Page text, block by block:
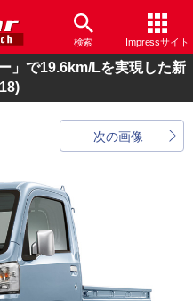
検索 Impressサイト
」で19.6km/Lを実現した新
次の画像